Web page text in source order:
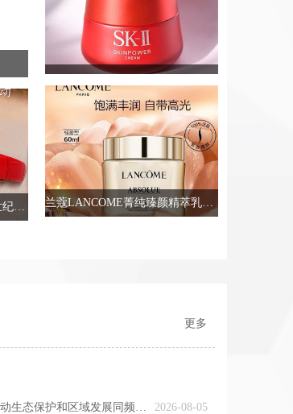
更多
2026-08-05
福建武夷山推动生态保护和区域发展同频共振 人与青山两相和
PHIRESTE翡拉蒂钻石手表 世纪之星（红色）PH8833B 兰蔻LANCOME菁纯臻颜精萃乳霜60ml